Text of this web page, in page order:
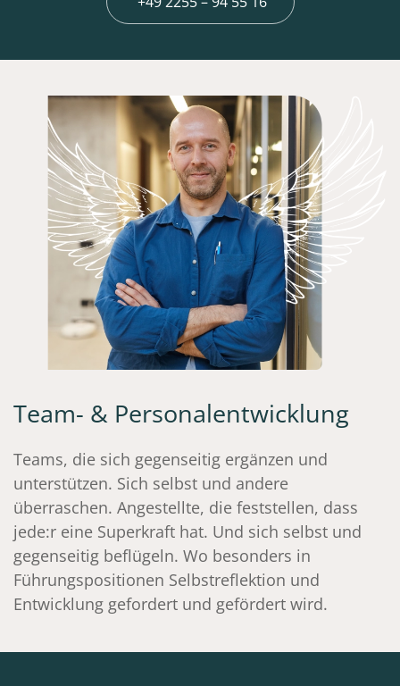
Team- & Personalentwicklung
Teams, die sich gegenseitig ergänzen und
unterstützen. Sich selbst und andere
überraschen. Angestellte, die feststellen, dass
jede:r eine Superkraft hat. Und sich selbst und
gegenseitig beflügeln. Wo besonders in
Führungspositionen Selbstreflektion und
Entwicklung gefordert und gefördert wird.